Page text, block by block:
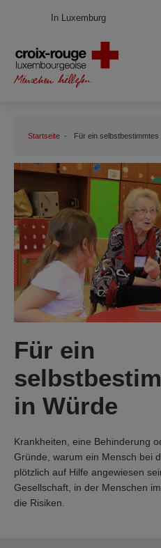
In Luxemburg
Startseite Für ein selbstbestimmtes
Für ein
in Würde
Krankheiten, eine Behinderung
Gründe, warum ein Mensch bei
plötzlich auf Hilfe angewiesen
Gesellschaft, in der Menschen
die Risiken.